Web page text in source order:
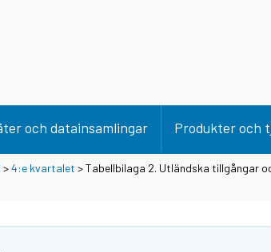
och datainsamlingar Produkter och
>4:e kvartalet > Tabellbilaga 2. Utländska tillgångar